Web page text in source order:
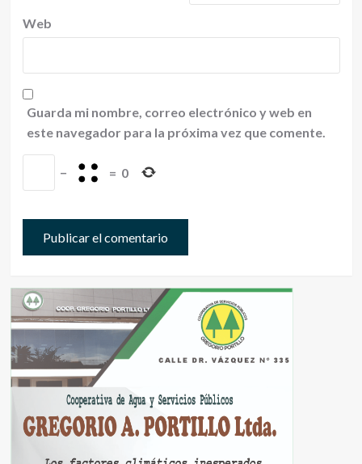
Web
Guarda mi nombre, correo electrónico y web en
este navegador para la próxima vez que comente.
− = 0